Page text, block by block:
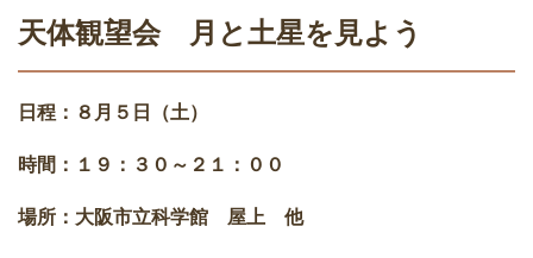
天体観望会 月と土星を見よう
日程：８月５日（土）
時間：１９：３０～２１：００
場所：大阪市立科学館 屋上 他